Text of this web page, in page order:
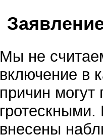
Мы не
включение в
причин могут
внесены